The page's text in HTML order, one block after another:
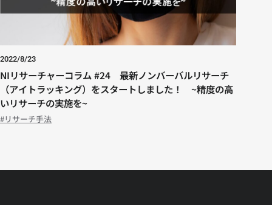
2022/8/23
NIリサーチャーコラム #24 最新ノンバーバルリサーチ
（アイトラッキング）をスタートしました！ ~精度の高
いリサーチの実施を~
リサーチ手法